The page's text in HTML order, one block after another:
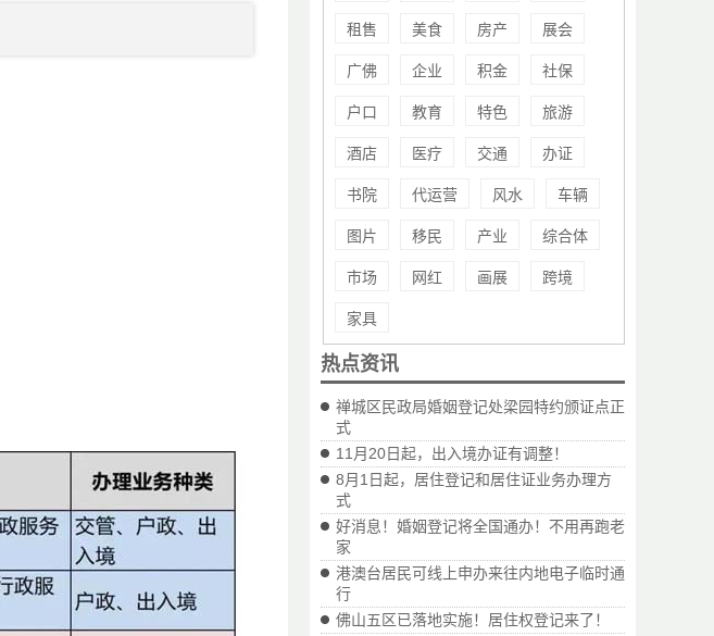
租售 美食 房产 展会
广佛 企业 积金 社保
户口 教育 特色 旅游
酒店 医疗 交通 办证
书院 代运营 风水 车辆
图片 移民 产业 综合体
市场 网红 画展 跨境
家具
热点资讯
禅城区民政局婚姻登记处梁园特约颁证点正
式
11月20日起，出入境办证有调整！
8月1日起，居住登记和居住证业务办理方
式
好消息！婚姻登记将全国通办！不用再跑老
家
港澳台居民可线上申办来往内地电子临时通
行
佛山五区已落地实施！居住权登记来了！